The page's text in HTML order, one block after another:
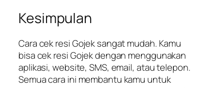
Kesimpulan
Cara cek resi Gojek sangat mudah. Kamu
bisa cek resi Gojek dengan menggunakan
aplikasi, website, SMS, email, atau telepon.
Semua cara ini membantu kamu untuk